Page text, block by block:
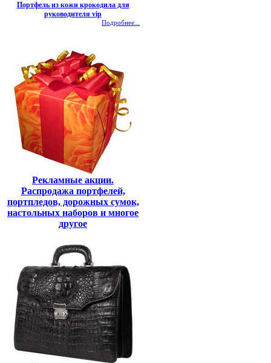
Портфель из кожи крокодила для
руководителя vip
Подробнее...
Рекламные акции.
Распродажа портфелей,
портпледов, дорожных сумок,
настольных наборов и многое
другое